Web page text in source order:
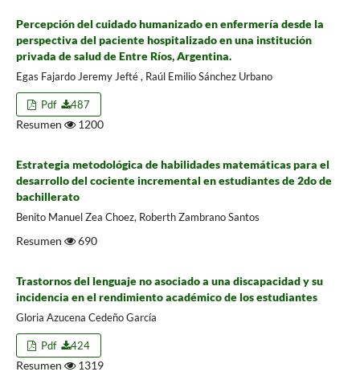
Percepción del cuidado humanizado en enfermería desde la
perspectiva del paciente hospitalizado en una institución
privada de salud de Entre Ríos, Argentina.
Egas Fajardo Jeremy Jefté , Raúl Emilio Sánchez Urbano
Pdf 487
Resumen 1200
Estrategia metodológica de habilidades matemáticas para el
desarrollo del cociente incremental en estudiantes de 2do de
bachillerato
Benito Manuel Zea Choez, Roberth Zambrano Santos
Resumen 690
Trastornos del lenguaje no asociado a una discapacidad y su
incidencia en el rendimiento académico de los estudiantes
Gloria Azucena Cedeño García
Pdf 424
Resumen 1319